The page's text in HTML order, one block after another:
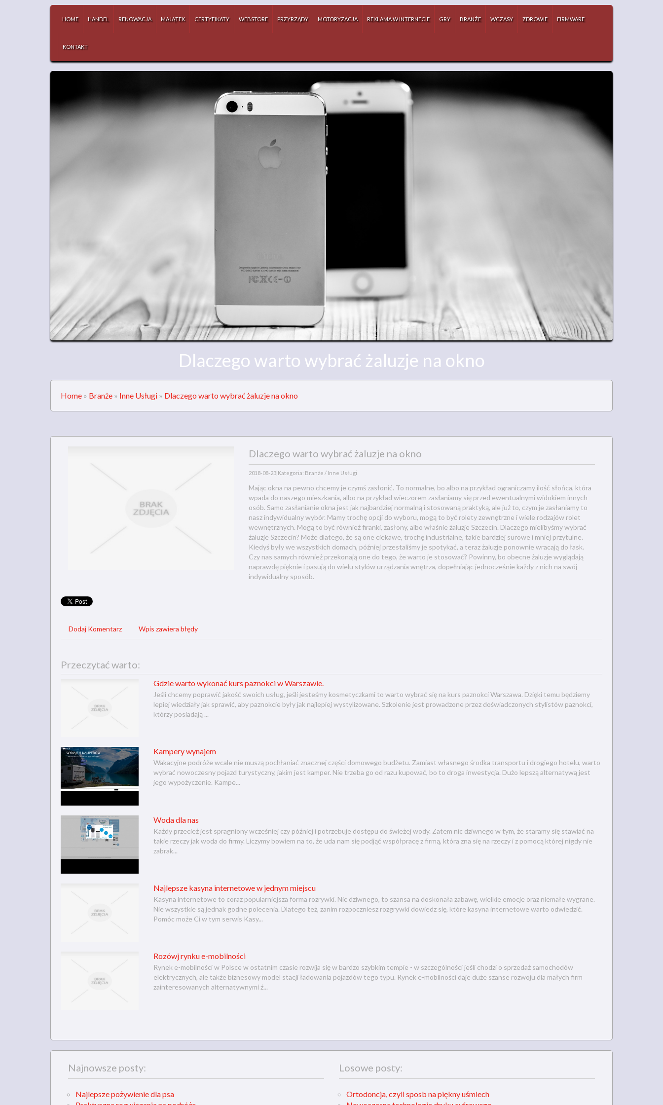
HOME HANDEL RENOWACJA MAJĄTEK CERTYFIKATY WEBSTORE PRZYRZĄDY MOTORYZACJA REKLAMA W INTERNECIE GRY BRANŻE WCZASY ZDROWIE FIRMWARE
KONTAKT
Dlaczego warto wybrać żaluzje na okno
Home » Branże » Inne Usługi » Dlaczego warto wybrać żaluzje na okno
Dlaczego warto wybrać żaluzje na okno
2018-08-23|Kategoria: Branże / Inne Usługi
Mając okna na pewno chcemy je czymś zasłonić. To normalne, bo albo na przykład ograniczamy ilość słońca, która
wpada do naszego mieszkania, albo na przykład wieczorem zasłaniamy się przed ewentualnymi widokiem innych
osób. Samo zasłanianie okna jest jak najbardziej normalną i stosowaną praktyką, ale już to, czym je zasłaniamy to
nasz indywidualny wybór. Mamy trochę opcji do wyboru, mogą to być rolety zewnętrzne i wiele rodzajów rolet
wewnętrznych. Mogą to być również firanki, zasłony, albo właśnie żaluzje Szczecin. Dlaczego mielibyśmy wybrać
żaluzje Szczecin? Może dlatego, że są one ciekawe, trochę industrialne, takie bardziej surowe i mniej przytulne.
Kiedyś były we wszystkich domach, później przestaliśmy je spotykać, a teraz żaluzje ponownie wracają do łask.
Czy nas samych również przekonają one do tego, że warto je stosować? Powinny, bo obecne żaluzje wyglądają
naprawdę pięknie i pasują do wielu stylów urządzania wnętrza, dopełniając jednocześnie każdy z nich na swój
indywidualny sposób.
Dodaj Komentarz Wpis zawiera błędy
Przeczytać warto:
Gdzie warto wykonać kurs paznokci w Warszawie.
Jeśli chcemy poprawić jakość swoich usług, jeśli jesteśmy kosmetyczkami to warto wybrać się na kurs paznokci Warszawa. Dzięki temu będziemy
lepiej wiedziały jak sprawić, aby paznokcie były jak najlepiej wystylizowane. Szkolenie jest prowadzone przez doświadczonych stylistów paznokci,
którzy posiadają ...
Kampery wynajem
Wakacyjne podróże wcale nie muszą pochłaniać znacznej części domowego budżetu. Zamiast własnego środka transportu i drogiego hotelu, warto
wybrać nowoczesny pojazd turystyczny, jakim jest kamper. Nie trzeba go od razu kupować, bo to droga inwestycja. Dużo lepszą alternatywą jest
jego wypożyczenie. Kampe...
Woda dla nas
Każdy przecież jest spragniony wcześniej czy później i potrzebuje dostępu do świeżej wody. Zatem nic dziwnego w tym, że staramy się stawiać na
takie rzeczy jak woda do firmy. Liczymy bowiem na to, że uda nam się podjąć współpracę z firmą, która zna się na rzeczy i z pomocą której nigdy nie
zabrak...
Najlepsze kasyna internetowe w jednym miejscu
Kasyna internetowe to coraz popularniejsza forma rozrywki. Nic dziwnego, to szansa na doskonała zabawę, wielkie emocje oraz niemałe wygrane.
Nie wszystkie są jednak godne polecenia. Dlatego też, zanim rozpoczniesz rozgrywki dowiedz się, które kasyna internetowe warto odwiedzić.
Pomóc może Ci w tym serwis Kasy...
Rozówj rynku e-mobilności
Rynek e-mobilności w Polsce w ostatnim czasie rozwija się w bardzo szybkim tempie - w szczególności jeśli chodzi o sprzedaż samochodów
elektrycznych, ale także biznesowy model stacji ładowania pojazdów tego typu. Rynek e-mobilności daje duże szanse rozwoju dla małych firm
zainteresowanych alternatywnymi ź...
Najnowsze posty:
Najlepsze pożywienie dla psa
Losowe posty:
Ortodoncja, czyli sposb na piękny uśmiech